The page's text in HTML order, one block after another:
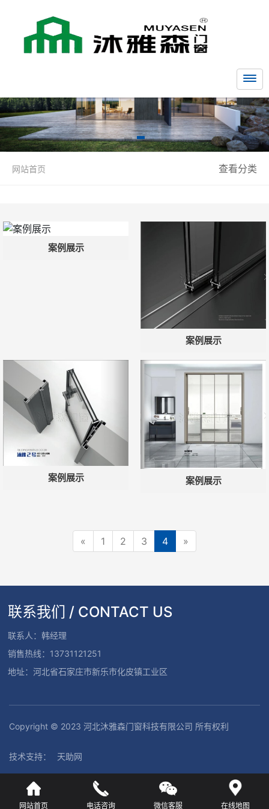
网站首页 查看分类
案例展示
案例展示
案例展示 案例展示
« 1 2 3 4 »
联系我们 / CONTACT US
联系人：韩经理
销售热线：13731121251
地址：河北省石家庄市新乐市化皮镇工业区
Copyright © 2023 河北沐雅森门窗科技有限公司 所有权利
技术支持： 天助网
网站首页 电话咨询 微信客服 在线地图
微信号：